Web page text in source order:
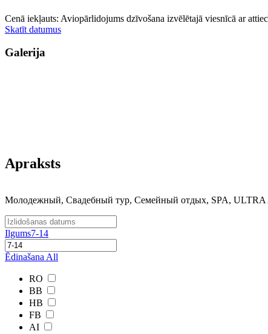
Cenā iekļauts: Aviopārlidojums dzīvošana izvēlētajā viesnīcā ar
Skatīt datumus
Galerija
Apraksts
Молодежный, Свадебный тур, Семейный отдых, SPA,
Ilgums7-14
Ēdinašana All
RO
BB
HB
FB
AI